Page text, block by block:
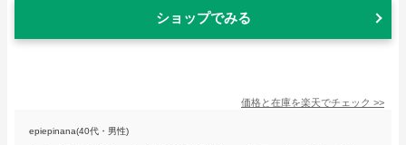
ショップでみる
価格と在庫を楽天でチェック >>
epiepinana(40代・男性)